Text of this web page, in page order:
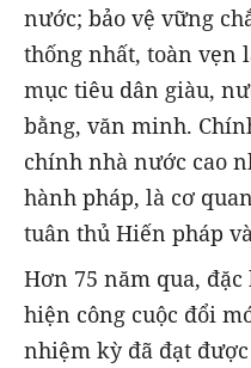
nước; bảo vệ vững
thống nhất, toàn vẹn
mục tiêu dân giàu,
bằng, văn minh.
chính nhà nước cao
hành pháp, là cơ
tuân thủ Hiến pháp
Hơn 75 năm qua,
hiện công cuộc đổi
nhiệm kỳ đã đạt